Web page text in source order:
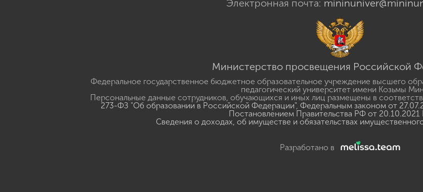
Электронная почта:
Министерство просвещения Российской
Федеральное государственное бюджетное образовательное учреждение высшего
педагогический университет имени Козьмы
Персональные данные сотрудников, обучающихся и иных лиц размещены в
273-ФЗ "Об образовании в Российской Федерации", Федеральным законом от
Постановлением Правительства РФ от
Сведения о доходах, об имуществе и обязательствах
Разработано в